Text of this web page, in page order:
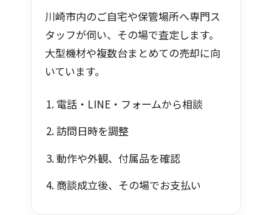
川崎市内のご自宅や保管場所へ専門ス
タッフが伺い、その場で査定します。
大型機材や複数台まとめての売却に向
いています。
電話・LINE・フォームから相談
訪問日時を調整
動作や外観、付属品を確認
商談成立後、その場でお支払い